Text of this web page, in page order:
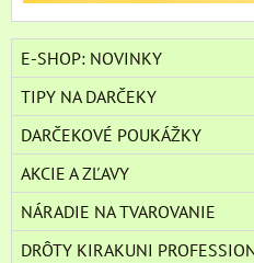
E-SHOP: NOVINKY
TIPY NA DARČEKY
DARČEKOVÉ POUKÁŽKY
AKCIE A ZĽAVY
NÁRADIE NA TVAROVANIE
DRÔTY KIRAKUNI